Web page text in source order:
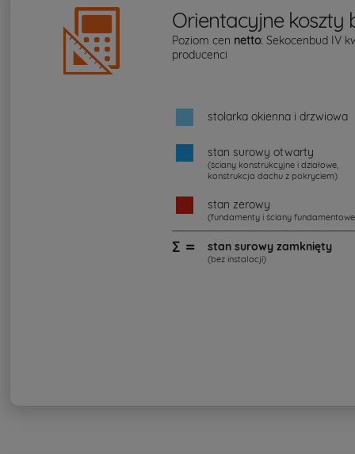
Orientacyjne koszty
Poziom cen netto: Sekocenbud IV
producenci
stolarka okienna i drzwiowa
stan surowy otwarty
(ściany konstrukcyjne i działowe,
konstrukcja dachu z pokryciem)
stan zerowy
(fundamenty i ściany
∑ = stan surowy zamknięty
(bez instalacji)